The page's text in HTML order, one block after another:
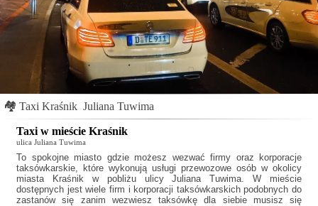
🏘 Taxi Kraśnik Juliana Tuwima
Taxi w mieście Kraśnik
ulica Juliana Tuwima
To spokojne miasto gdzie możesz wezwać firmy oraz korporacje
taksówkarskie, które wykonują usługi przewozowe osób w okolicy
miasta Kraśnik w pobliżu ulicy Juliana Tuwima. W mieście
dostępnych jest wiele firm i korporacji taksówkarskich podobnych do
zastanów się zanim wezwiesz taksówkę dla siebie musisz się